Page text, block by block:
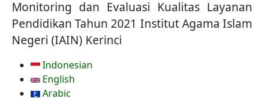
Monitoring dan Evaluasi Kualitas Layanan
Pendidikan Tahun 2021 Institut Agama Islam
Negeri (IAIN) Kerinci
Indonesian
English
Arabic